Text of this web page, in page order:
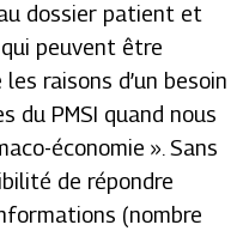
dossier patient et
peuvent être
raisons d’un besoin
du PMSI quand nous
économie ». Sans
de répondre
(nombre